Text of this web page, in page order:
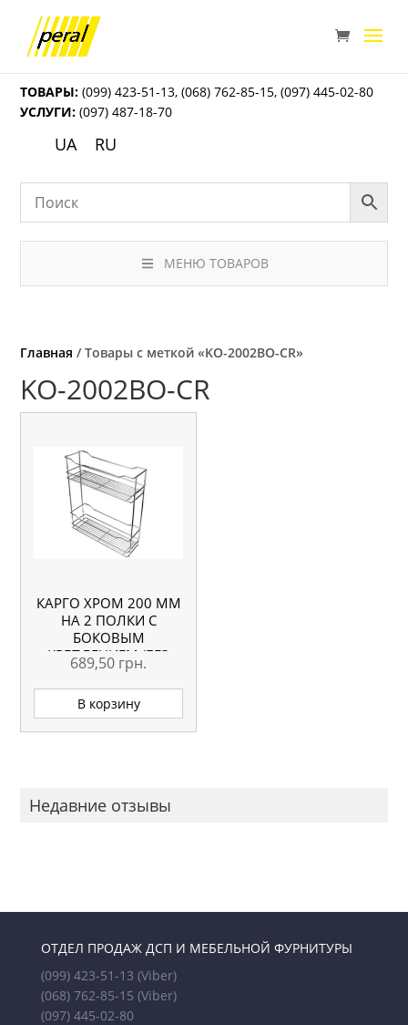
ТОВАРЫ: (099) 423-51-13,(068) 762-85-15,(097) 445-02-80
УСЛУГИ: (097) 487-18-70
UA RU
МЕНЮ ТОВАРОВ
Главная / Товары с меткой «KO-2002BO-CR»
KO-2002BO-CR
КАРГО ХРОМ 200 ММ
НА 2 ПОЛКИ С
БОКОВЫМ
КРЕПЛЕНИЕМ (БЕЗ
НАПРАВЛЯЮЩИХ)
689,50 грн.
В корзину
Недавние отзывы
ОТДЕЛ ПРОДАЖ ДСП И МЕБЕЛЬНОЙ ФУРНИТУРЫ
(099) 423-51-13 (Viber)
(068) 762-85-15 (Viber)
(097) 445-02-80